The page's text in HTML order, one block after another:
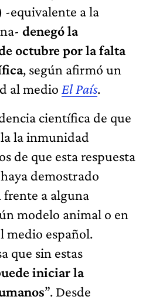
-equivalente a la
denegó la
octubre por la falta
, según afirmó un
al medio El País.
científica de que
la inmunidad
de que esta respuesta
demostrado
a alguna
modelo animal o en
medio español.
que sin estas
iniciar la
”. Desde